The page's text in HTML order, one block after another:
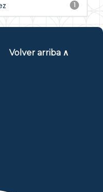
1
Volver arriba ∧